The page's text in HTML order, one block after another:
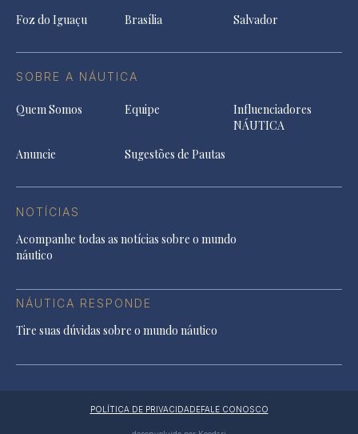
Foz do Iguaçu
Brasília Salvador
SOBRE A NÁUTICA
Quem Somos Equipe
Influenciadores
NÁUTICA
Anuncie
Sugestões de Pautas
NOTÍCIAS
Acompanhe todas as notícias sobre o mundo
náutico
NÁUTICA RESPONDE
Tire suas dúvidas sobre o mundo náutico
POLÍTICA DE PRIVACIDADEFALE CONOSCO